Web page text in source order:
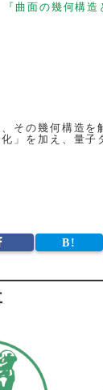
『曲面の幾何構
その幾何構造を
」を加え、量子